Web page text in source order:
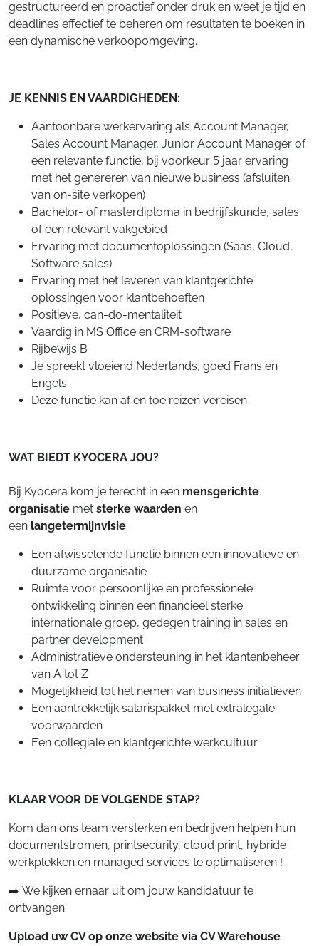
gestructureerd en proactief onder druk en weet je tijd en
deadlines effectief te beheren om resultaten te boeken in
een dynamische verkoopomgeving.
JE KENNIS EN VAARDIGHEDEN:
Aantoonbare werkervaring als Account Manager,
Sales Account Manager, Junior Account Manager of
een relevante functie, bij voorkeur 5 jaar ervaring
met het genereren van nieuwe business (afsluiten
van on-site verkopen)
Bachelor- of masterdiploma in bedrijfskunde, sales
of een relevant vakgebied
Ervaring met documentoplossingen (Saas, Cloud,
Software sales)
Ervaring met het leveren van klantgerichte
oplossingen voor klantbehoeften
Positieve, can-do-mentaliteit
Vaardig in MS Office en CRM-software
Rijbewijs B
Je spreekt vloeiend Nederlands, goed Frans en
Engels
Deze functie kan af en toe reizen vereisen
WAT BIEDT KYOCERA JOU?
Bij Kyocera kom je terecht in een mensgerichte
organisatie met sterke waarden en
een langetermijnvisie.
Een afwisselende functie binnen een innovatieve en
duurzame organisatie
Ruimte voor persoonlijke en professionele
ontwikkeling binnen een financieel sterke
internationale groep, gedegen training in sales en
partner development
Administratieve ondersteuning in het klantenbeheer
van A tot Z
Mogelijkheid tot het nemen van business initiatieven
Een aantrekkelijk salarispakket met extralegale
voorwaarden
Een collegiale en klantgerichte werkcultuur
KLAAR VOOR DE VOLGENDE STAP?
Kom dan ons team versterken en bedrijven helpen hun
documentstromen, printsecurity, cloud print, hybride
werkplekken en managed services te optimaliseren !
➡️ We kijken ernaar uit om jouw kandidatuur te
ontvangen.
Upload uw CV op onze website via CV Warehouse